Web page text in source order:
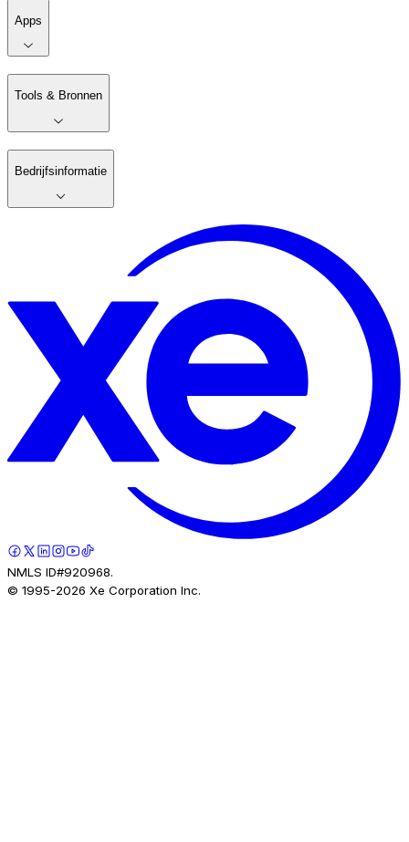
Apps
Tools & Bronnen
Bedrijfsinformatie
NMLS ID#920968.
© 1995-2026 Xe Corporation Inc.